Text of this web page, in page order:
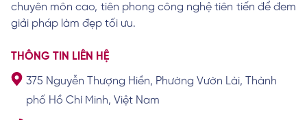
Top 11 địa chỉ thẩm mỹ viện Quảng Ngãi uy
tín và chất lượng
Top 10 thẩm mỹ viện Buôn Ma Thuột được
nhiều chị em tin chọn
chuyên môn cao, tiên phong công nghệ tiên tiến để đem
giải pháp làm đẹp tối ưu.
THÔNG TIN LIÊN HỆ
375 Nguyễn Thượng Hiền, Phường Vườn Lài, Thành
phố Hồ Chí Minh, Việt Nam